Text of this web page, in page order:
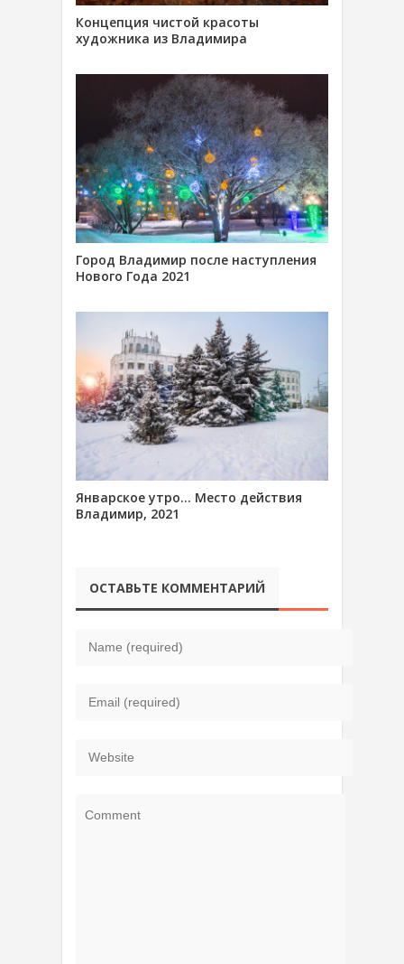
Концепция чистой красоты
художника из Владимира
Город Владимир после наступления
Нового Года 2021
Январское утро… Место действия
Владимир, 2021
ОСТАВЬТЕ КОММЕНТАРИЙ